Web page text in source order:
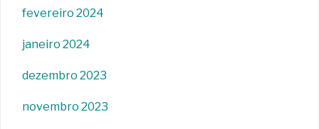
fevereiro 2024
janeiro 2024
dezembro 2023
novembro 2023